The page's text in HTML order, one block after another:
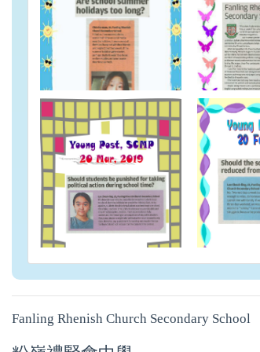
Fanling Rhenish Church Secondary School